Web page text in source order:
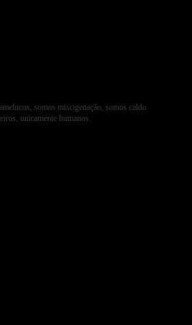
somos miscigenação, somos caldo
unicamente humanos.